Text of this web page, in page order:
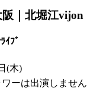
阪｜北堀江vijon
ｲﾌﾞ
(木)
ーは出演しません